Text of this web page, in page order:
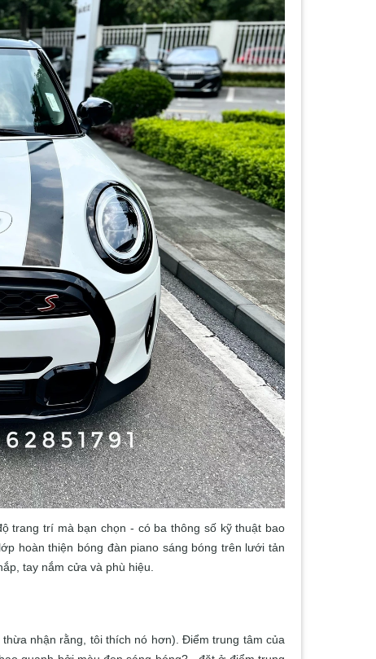
trang trí mà bạn chọn - có ba thông số kỹ thuật bao
hoàn thiện bóng đàn piano sáng bóng trên lưới tản
tay nắm cửa và phù hiệu.
nhận rằng, tôi thích nó hơn). Điểm trung tâm của